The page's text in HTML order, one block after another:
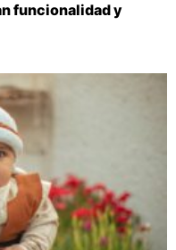
funcionalidad y